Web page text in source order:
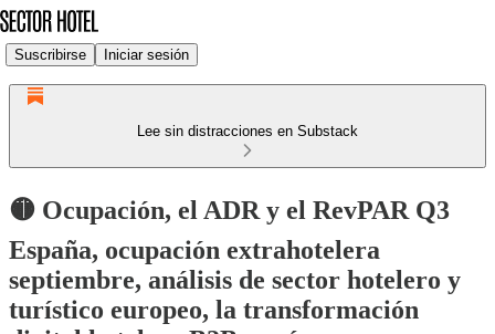
Suscribirse Iniciar sesión
Lee sin distracciones en Substack
🟡 Ocupación, el ADR y el RevPAR Q3
España, ocupación extrahotelera
septiembre, análisis de sector hotelero y
turístico europeo, la transformación